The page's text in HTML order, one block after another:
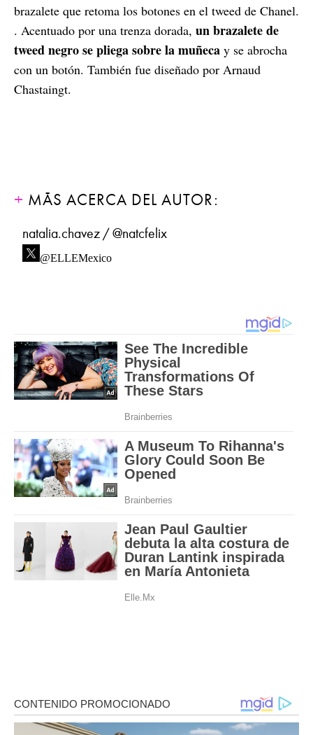
brazalete que retoma los botones en el tweed de Chanel.
. Acentuado por una trenza dorada, un brazalete de
tweed negro se pliega sobre la muñeca y se abrocha
con un botón. También fue diseñado por Arnaud
Chastaingt.
MÁS ACERCA DEL AUTOR:
natalia.chavez / @natcfelix
@ELLEMexico